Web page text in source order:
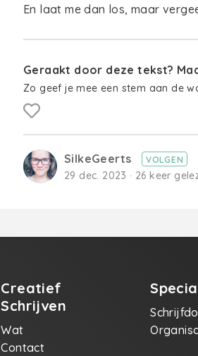
En laat me dan los, maar
Geraakt door deze tekst?
Zo geef je mee een stem aan de
SilkeGeerts VOLGEN
29 dec. 2023 · 26 keer
Creatief
Schrijven
Wat
Contact